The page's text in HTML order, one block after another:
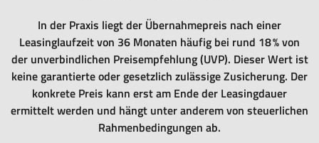
In der Praxis liegt der Übernahmepreis nach einer
Leasinglaufzeit von 36 Monaten häufig bei rund 18 % von
der unverbindlichen Preisempfehlung (UVP). Dieser Wert ist
keine garantierte oder gesetzlich zulässige Zusicherung. Der
konkrete Preis kann erst am Ende der Leasingdauer
ermittelt werden und hängt unter anderem von steuerlichen
Rahmenbedingungen ab.